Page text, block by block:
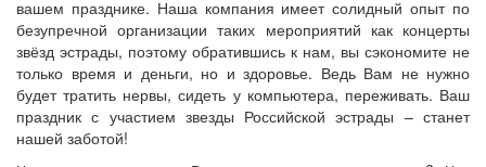
вашем празднике. Наша компания имеет солидный опыт по
безупречной организации таких мероприятий как концерты
звёзд эстрады, поэтому обратившись к нам, вы сэкономите не
только время и деньги, но и здоровье. Ведь Вам не нужно
будет тратить нервы, сидеть у компьютера, переживать. Ваш
праздник с участием звезды Российской эстрады – станет
нашей заботой!